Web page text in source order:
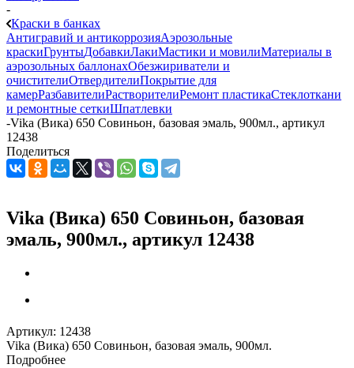
-
Краски в банках
Антигравий и антикоррозияАэрозольные
краскиГрунтыДобавкиЛакиМастики и мовилиМатериалы в
аэрозольных баллонахОбезжириватели и
очистителиОтвердителиПокрытие для
камерРазбавителиРастворителиРемонт пластикаСтеклоткани
и ремонтные сеткиШпатлевки
-Vika (Вика) 650 Совиньон, базовая эмаль, 900мл., артикул
12438
Поделиться
Vika (Вика) 650 Совиньон, базовая
эмаль, 900мл., артикул 12438
Артикул: 12438
Vika (Вика) 650 Совиньон, базовая эмаль, 900мл.
Подробнее